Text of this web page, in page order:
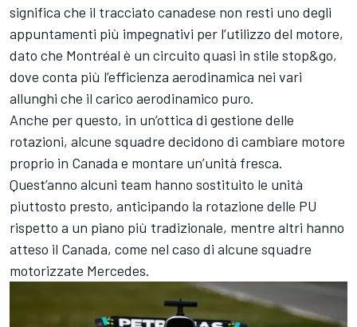
significa che il tracciato canadese non resti uno degli
appuntamenti più impegnativi per l’utilizzo del motore,
dato che Montréal è un circuito quasi in stile stop&go,
dove conta più l’efficienza aerodinamica nei vari
allunghi che il carico aerodinamico puro.
Anche per questo, in un’ottica di gestione delle
rotazioni, alcune squadre decidono di cambiare motore
proprio in Canada e montare un’unità fresca.
Quest’anno alcuni team hanno sostituito le unità
piuttosto presto, anticipando la rotazione delle PU
rispetto a un piano più tradizionale, mentre altri hanno
atteso il Canada, come nel caso di alcune squadre
motorizzate Mercedes.